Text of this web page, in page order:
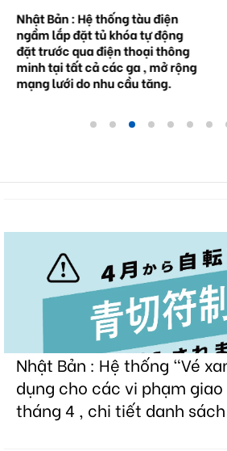
Nhật Bản : Hệ thống tàu điện
ngầm lắp đặt tủ khóa tự động
đặt trước qua điện thoại thông
minh tại tất cả các ga , mở rộng
mạng lưới do nhu cầu tăng.
Nhật Bản : Hệ thống "Vé
dụng cho các vi phạm
tháng 4 , chi tiết danh